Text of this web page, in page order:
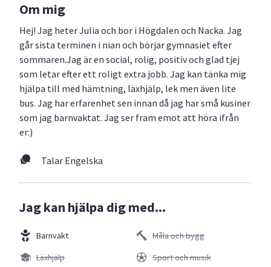
Om mig
Hej! Jag heter Julia och bor i Högdalen och Nacka. Jag
går sista terminen i nian och börjar gymnasiet efter
sommaren.Jag är en social, rolig, positiv och glad tjej
som letar efter ett roligt extra jobb. Jag kan tänka mig
hjälpa till med hämtning, läxhjälp, lek men även lite
bus. Jag har erfarenhet sen innan då jag har små kusiner
som jag barnvaktat. Jag ser fram emot att höra ifrån
er:)
Talar Engelska
Jag kan hjälpa dig med...
Barnvakt
Läxhjälp
Måla och bygg
Sport och musik